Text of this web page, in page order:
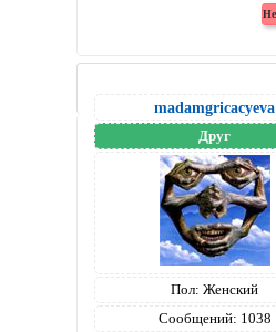
madamgricacyeva
Друг
Пол: Женский
Сообщений: 1038